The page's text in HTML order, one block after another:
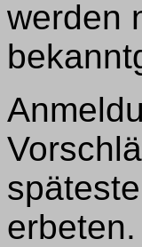
werden
erbeten.